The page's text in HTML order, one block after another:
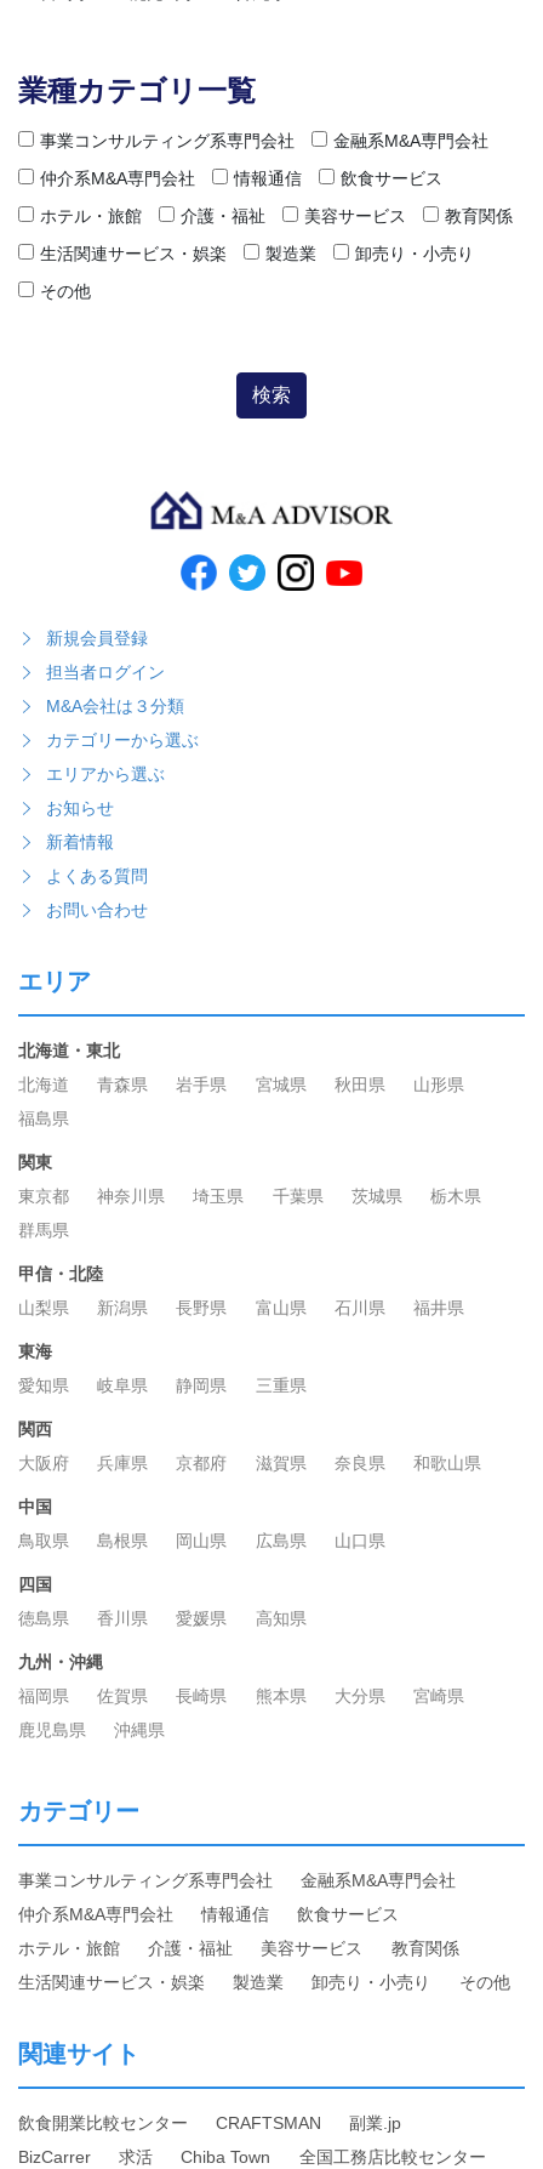
業種カテゴリ一覧
事業コンサルティング系専門会社
金融系M&A専門会社
仲介系M&A専門会社
情報通信
飲食サービス
ホテル・旅館
介護・福祉 美容サービス
教育関係
生活関連サービス・娯楽
製造業
卸売り・小売り
その他
新規会員登録
担当者ログイン
M&A会社は３分類
カテゴリーから選ぶ
エリアから選ぶ
お知らせ
新着情報
よくある質問
お問い合わせ
エリア
北海道・東北
北海道
青森県 岩手県 宮城県 秋田県
山形県
福島県
関東
東京都
神奈川県 埼玉県 千葉県 茨城県
栃木県
群馬県
甲信・北陸
山梨県
新潟県 長野県 富山県 石川県 福井県
東海
愛知県
岐阜県 静岡県 三重県
関西
大阪府
兵庫県 京都府 滋賀県 奈良県 和歌山県
中国
鳥取県
島根県 岡山県 広島県 山口県
四国
徳島県
香川県 愛媛県 高知県
九州・沖縄
福岡県
佐賀県 長崎県 熊本県 大分県
宮崎県
鹿児島県
沖縄県
カテゴリー
事業コンサルティング系専門会社
金融系M&A専門会社
仲介系M&A専門会社
情報通信
飲食サービス
ホテル・旅館
介護・福祉 美容サービス
教育関係
生活関連サービス・娯楽
製造業 卸売り・小売り その他
関連サイト
飲食開業比較センター CRAFTSMAN
副業.jp
BizCarrer
求活 Chiba Town
全国工務店比較センター